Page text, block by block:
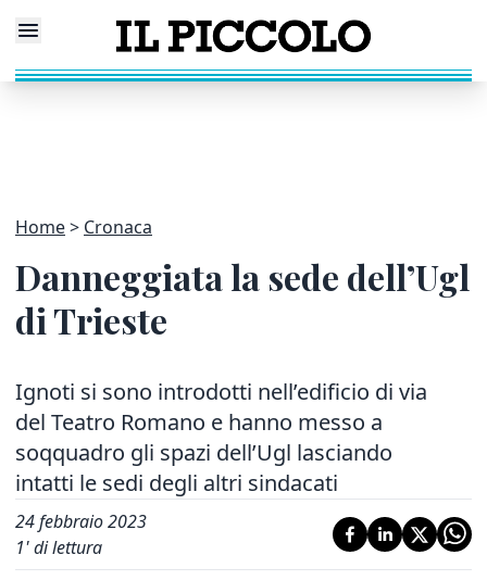
Home Cronaca
Danneggiata la sede dell’Ugl
di Trieste
Ignoti si sono introdotti nell’edificio di via
del Teatro Romano e hanno messo a
soqquadro gli spazi dell’Ugl lasciando
intatti le sedi degli altri sindacati
24 febbraio 2023
1' di lettura